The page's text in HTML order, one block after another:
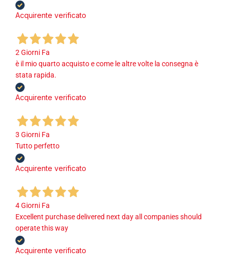
Acquirente verificato
2 Giorni Fa
è il mio quarto acquisto e come le altre volte la consegna è
stata rapida.
Acquirente verificato
3 Giorni Fa
Tutto perfetto
Acquirente verificato
4 Giorni Fa
Excellent purchase delivered next day all companies should
operate this way
Acquirente verificato